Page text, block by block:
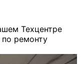
Техцентре
ремонту